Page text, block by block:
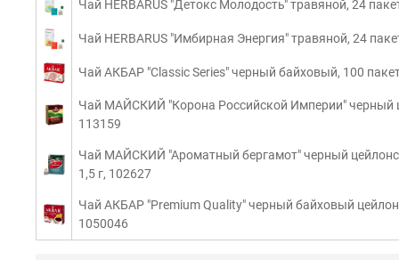
Чай HERBARUS "Детокс Молодость" травяной, 24
Чай HERBARUS "Имбирная Энергия" травяной, 24
Чай АКБАР "Classic Series" черный байховый, 100
Чай МАЙСКИЙ "Корона Российской Империи" черный
113159
Чай МАЙСКИЙ "Ароматный бергамот" черный
1,5 г, 102627
Чай АКБАР "Premium Quality" черный байховый
1050046